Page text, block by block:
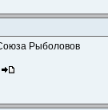
Рыболовов